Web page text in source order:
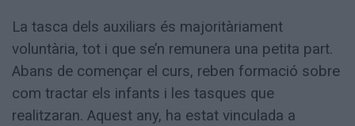
La tasca dels auxiliars és majoritàriament
voluntària, tot i que se’n remunera una petita part.
Abans de començar el curs, reben formació sobre
com tractar els infants i les tasques que
realitzaran. Aquest any, ha estat vinculada a